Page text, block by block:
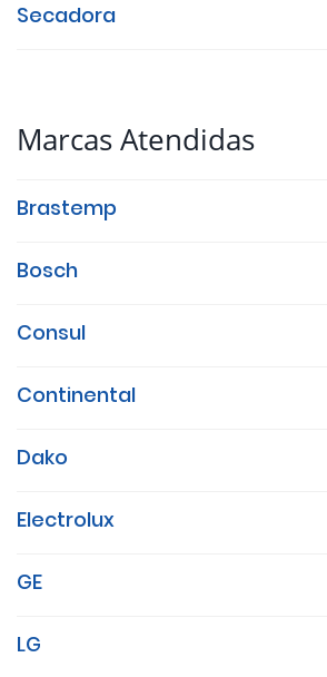
Secadora
Marcas Atendidas
Brastemp
Bosch
Consul
Continental
Dako
Electrolux
GE
LG